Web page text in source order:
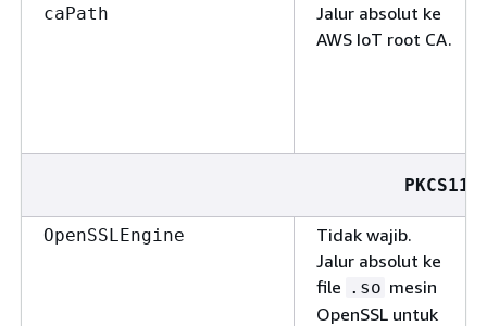
caPath
Jalur absolut ke
AWS IoT root CA.
PKCS11
OpenSSLEngine
Tidak wajib.
Jalur absolut ke
file .so mesin
OpenSSL untuk